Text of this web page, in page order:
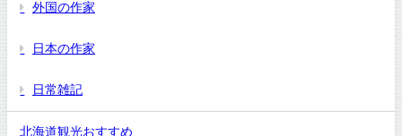
外国の作家
日本の作家
日常雑記
北海道観光おすすめ